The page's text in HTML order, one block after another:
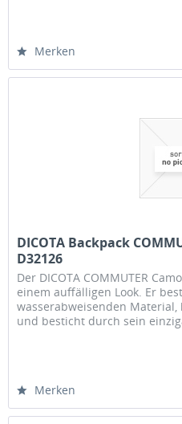
Merken
DICOTA Backpack
D32126
Der DICOTA COMMUTER
einem auffälligen Look. Er
wasserabweisenden
und besticht durch sein
Merken